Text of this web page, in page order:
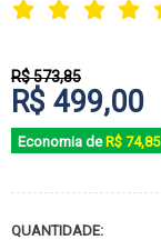
R$ 573,85
R$ 499,00
Economia de R$ 74,85
QUANTIDADE: